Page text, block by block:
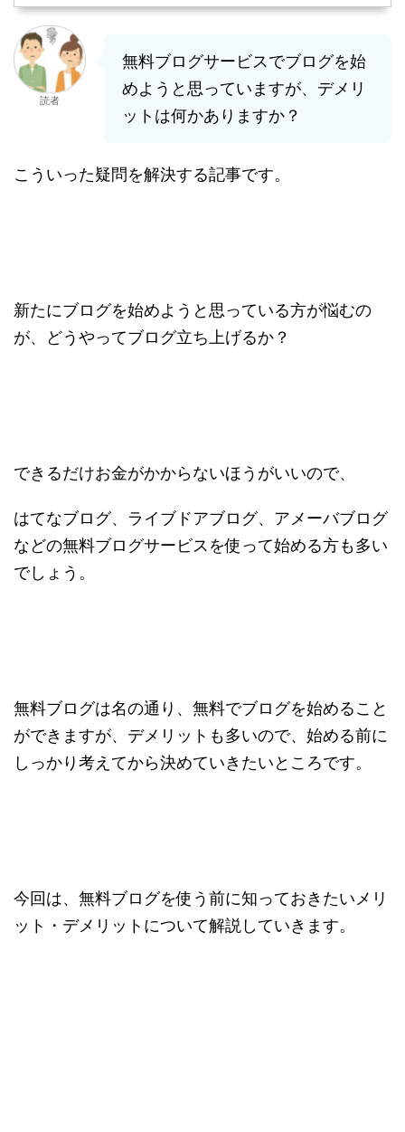
読者
無料ブログサービスでブログを始
めようと思っていますが、デメリ
ットは何かありますか？
こういった疑問を解決する記事です。
新たにブログを始めようと思っている方が悩むの
が、どうやってブログ立ち上げるか？
できるだけお金がかからないほうがいいので、
はてなブログ、ライブドアブログ、アメーバブログ
などの無料ブログサービスを使って始める方も多い
でしょう。
無料ブログは名の通り、無料でブログを始めること
ができますが、デメリットも多いので、始める前に
しっかり考えてから決めていきたいところです。
今回は、無料ブログを使う前に知っておきたいメリ
ット・デメリットについて解説していきます。